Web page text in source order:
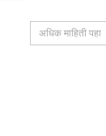
अधिक माहिती पहा